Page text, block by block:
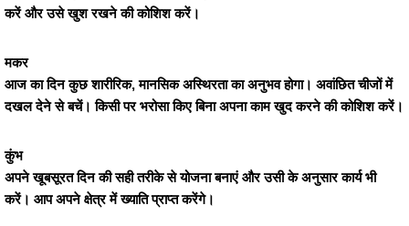
करें और उसे खुश रखने की कोशिश करें।
मकर
आज का दिन कुछ शारीरिक, मानसिक अस्थिरता का अनुभव होगा। अवांछित चीजों में
दखल देने से बचें। किसी पर भरोसा किए बिना अपना काम खुद करने की कोशिश करें।
कुंभ
अपने खूबसूरत दिन की सही तरीके से योजना बनाएं और उसी के अनुसार कार्य भी
करें। आप अपने क्षेत्र में ख्याति प्राप्त करेंगे।